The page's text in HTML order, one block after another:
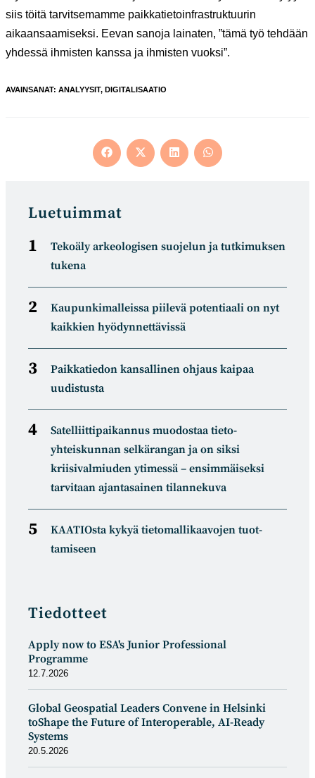
siis töitä tarvitsemamme paikkatietoinfrastruktuurin
aikaansaamiseksi. Eevan sanoja lainaten, ”tämä työ tehdään
yhdessä ihmisten kanssa ja ihmisten vuoksi”.
AVAINSANAT: ANALYYSIT, DIGITALISAATIO
Opens
in
Opens
in
Opens
in
Opens
in
Luetuimmat
Tekoäly arkeologisen suojelun ja tutkimuksen
tukena
Kaupunkimalleissa piilevä potentiaali on nyt
kaikkien hyödynnettävissä
Paikkatiedon kansallinen ohjaus kaipaa
uudistusta
Satelliitti­paikannus muodostaa tieto­
yhteiskunnan selkä­rangan ja on siksi
kriisivalmiuden ytimessä – ensimmäiseksi
tarvitaan ajantasainen tilannekuva
KAATIOsta kykyä tietomal­likaa­vojen tuot­
tamiseen
Tiedotteet
Apply now to ESA's Junior Professional
Programme
12.7.2026
Global Geospatial Leaders Convene in Helsinki
toShape the Future of Interoperable, AI-Ready
Systems
20.5.2026